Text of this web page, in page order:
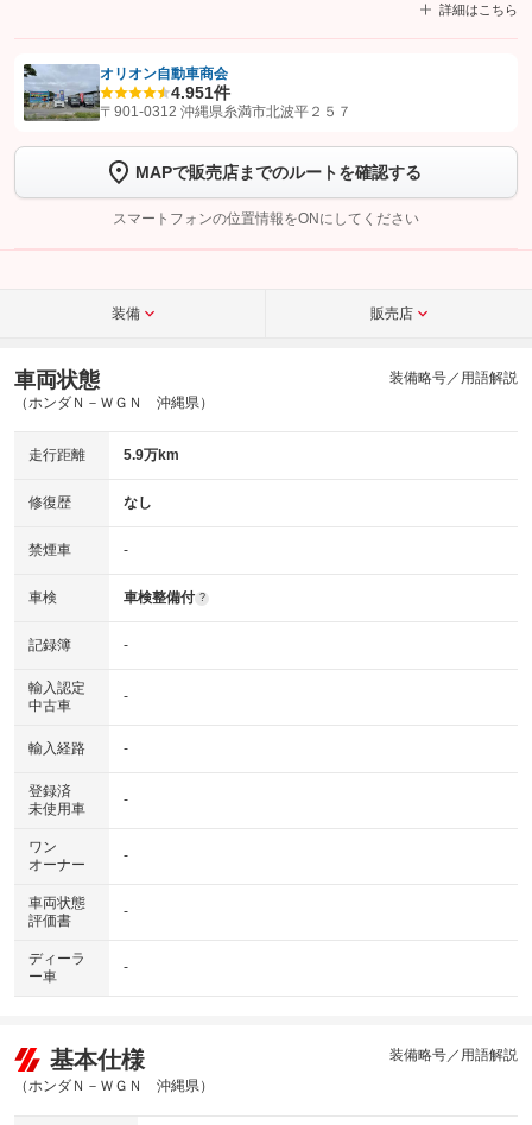
詳細はこちら
【STEP1】認証画面でグーネットを友だち追加してから「許可する」ボタンを押
トーク画面で
ボタンをタップして問い合わせを
完了してください。
こちら
オリオン自動車商会
4.951件
〒901-0312 沖縄県糸満市北波平２５７
MAPで販売店までのルートを確認する
スマートフォンの位置情報をONにしてください
装備 販売店
車両状態
（ホンダＮ－ＷＧＮ 沖縄県）
装備略号／用語解説
走行距離 5.9万km
修復歴 なし
禁煙車 -
車検 車検整備付 ?
記録簿 -
輸入認定
中古車
-
輸入経路 -
登録済
未使用車
-
ワン
オーナー
-
車両状態
評価書
-
ディーラ
ー車
-
基本仕様
（ホンダＮ－ＷＧＮ 沖縄県）
装備略号／用語解説